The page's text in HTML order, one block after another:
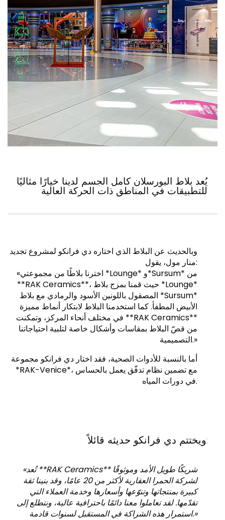
يُعد بلاط البورسلان كامل الجسم لدينا خيارًا مثاليًا
للتطبيقات في المناطق ذات الحركة العالية
وبالحديث عن البلاط الذي اختاره دي فرانكو لمشروع تجديد
منار مول، يقول:
«اخترنا بلاطًا من مجموعتي *Lounge* و*Sursum* من
**RAK Ceramics**، حيث قمنا بمزج بلاط *Lounge*
المصقول باللونين الأسود والرمادي مع بلاط *Sursum*
الأبيض المطفأ. كما استخدمنا البلاط لابتكار أنماط مميزة
في مختلف أنحاء المركز، وتمكنت **RAK Ceramics**
من قصّ البلاط بمقاسات وأشكال خاصة لتلبية احتياجاتنا
التصميمية.»
أما بالنسبة للأدوات الصحية، فقد اختار دي فرانكو مجموعة
*RAK-Venice*، مع تضمين نظام تدفّق يعمل بالحساس
في دورات المياه.
ويختتم دي فرانكو حديثه قائلاً:
«تُعد **RAK Ceramics** شريكًا طويل الأمد وموثوقًا
لشركة الحمرا العقارية لأكثر من 20 عامًا، وقد بنينا ثقة
كبيرة بمنتجاتها وتنوّعها وأسعارها وخدمة العملاء التي
تقدّمها. لقد تعاملوا معنا دائمًا باحترافية عالية، ونتطلع إلى
استمرار هذه الشراكة في المستقبل لسنوات قادمة.»